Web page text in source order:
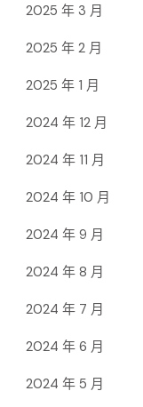
2025 年 3 月
2025 年 2 月
2025 年 1 月
2024 年 12 月
2024 年 11 月
2024 年 10 月
2024 年 9 月
2024 年 8 月
2024 年 7 月
2024 年 6 月
2024 年 5 月